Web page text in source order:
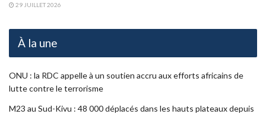
29 JUILLET 2026
À la une
ONU : la RDC appelle à un soutien accru aux efforts africains de
lutte contre le terrorisme
M23 au Sud-Kivu : 48 000 déplacés dans les hauts plateaux depuis